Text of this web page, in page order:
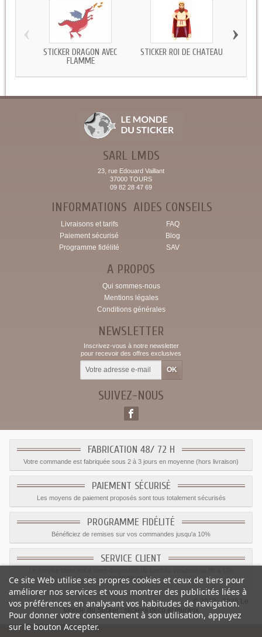
STICKER DRAGON AVEC
FLAMME
STICKER ROI DE CHATEAU
‹ ›
SARL LMDS
23, rue Edouard Vaillant
37000 TOURS
09 82 28 47 69
INFORMATIONS
Livraisons et tarifs
Paiement sécurisé
Programme fidélité
AIDES CONSEILS
FAQ
Blog
SAV
A PROPOS
Qui sommes-nous
Mentions légales
Conditions générales
NEWSLETTER
Inscrivez-vous à notre newsletter
pour recevoir des offres exclusives
SUIVEZ-NOUS
FABRICATION 48/ 72 H
Votre commande est fabriquée sous 2 à 3 jours en moyenne (hors livraison)
PAIEMENT SÉCURISÉ
Les moyens de paiement proposés sont tous totalement sécurisés
PROGRAMME FIDÉLITÉ
Bénéficiez de remises sur vos commandes jusqu'a 10%
SERVICE CLIENT
09.82.28.47.69.
© 2012 - 2026 Le
Monde du Sticker :
stickers déco et muraux
Ce site Web utilise ses propres cookies et ceux de tiers pour
améliorer nos services et vous montrer des publicités liées à
vos préférences en analysant vos habitudes de navigation.
Pour donner votre consentement à son utilisation, appuyez
sur le bouton Accepter.